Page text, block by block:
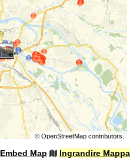
© OpenStreetMapcontributors.
Embed Map Ingrandire Mappa